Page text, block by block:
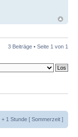
3 Beiträge • Seite 1 von 1
+ 1 Stunde [ Sommerzeit ]